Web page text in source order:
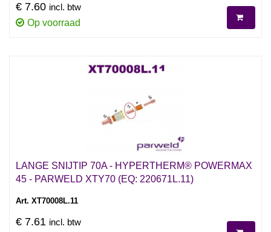
€ 7.60 incl. btw
Op voorraad
LANGE SNIJTIP 70A - HYPERTHERM® POWERMAX
45 - PARWELD XTY70 (EQ: 220671L.11)
Art. XT70008L.11
€ 7.61 incl. btw